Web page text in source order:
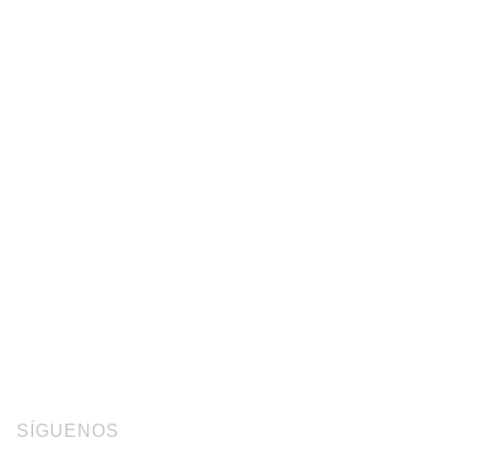
SÍGUENOS